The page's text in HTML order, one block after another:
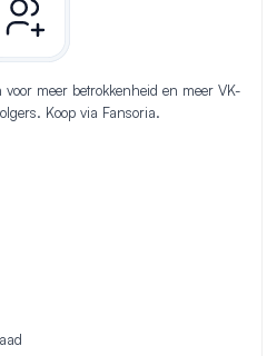
meer betrokkenheid en meer VK-
Koop via Fansoria.